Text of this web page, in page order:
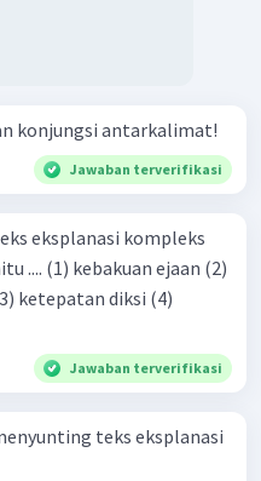
konjungsi antarkalimat!
Jawaban terverifikasi
eksplanasi kompleks
(2)
Jawaban terverifikasi
teks eksplanasi